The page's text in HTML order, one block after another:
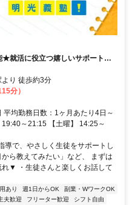
就活に役立つ嬉しいサポートも
り 徒歩約3分
分）
均勤務日数：1ヶ月あたり4日～
～21:15 【土曜】 14:25～
導で、やさしく生徒をサポートし
ら教えてみたい」など、 まずは
▼ ・生徒さんと楽しくお話して
あり 週1日からOK
副業・WワークOK
夫歓迎 フリーター歓迎
シフト自由